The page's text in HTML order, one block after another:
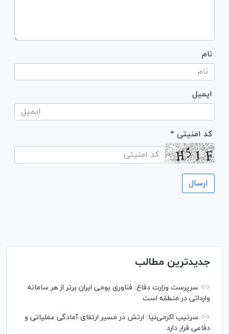
نام
ایمیل
* کد امنیتی
جدیدترین مطالب
سرپرست وزارت دفاع: فناوری بومی ایران برتر از هر سامانه
وارداتی در منطقه است
سرتیپ اکرمی‌نیا: ارتش در مسیر ارتقای آمادگی عملیاتی و
دفاعی قرار دارد